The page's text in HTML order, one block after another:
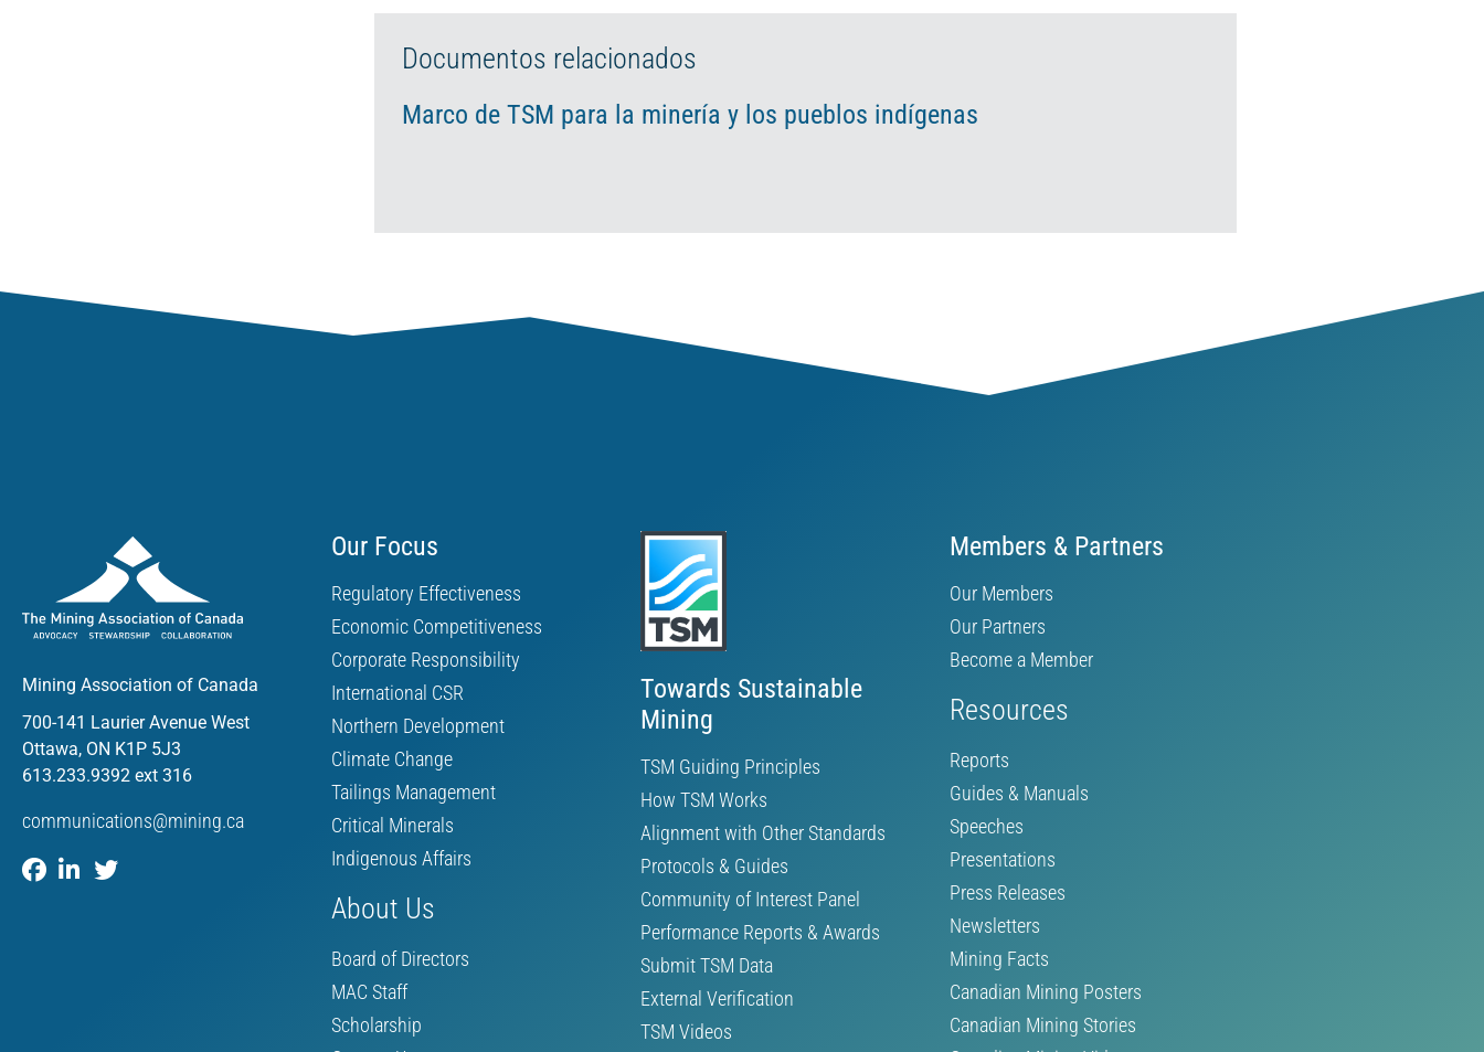
Documentos relacionados
Marco de TSM para la minería y los pueblos indígenas
Mining Association of Canada
700-141 Laurier Avenue West
Ottawa, ON K1P 5J3
613.233.9392 ext 316
communications@mining.ca
Our Focus
Regulatory Effectiveness
Economic Competitiveness
Corporate Responsibility
International CSR
Northern Development
Climate Change
Tailings Management
Critical Minerals
Indigenous Affairs
About Us
Board of Directors
MAC Staff
Scholarship
Towards Sustainable
Mining
TSM Guiding Principles
How TSM Works
Alignment with Other Standards
Protocols & Guides
Community of Interest Panel
Performance Reports & Awards
Submit TSM Data
External Verification
TSM Videos
Members & Partners
Our Members
Our Partners
Become a Member
Resources
Reports
Guides & Manuals
Speeches
Presentations
Press Releases
Newsletters
Mining Facts
Canadian Mining Posters
Canadian Mining Stories